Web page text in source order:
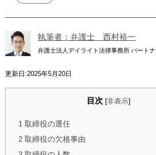
執筆者：弁護士 西村裕一
弁護士法人デイライト法律事務所 パート
更新日:2025年5月20日
目次 [非表示]
1 取締役の選任
2 取締役の欠格事由